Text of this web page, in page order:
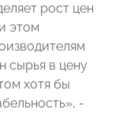
рост цен
этом
сырья в цену
хотя бы
-